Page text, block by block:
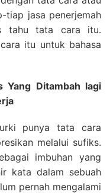
tiap jasa penerjemah
tahu tata cara itu.
itu untuk bahasa
Yang Ditambah lagi
punya tata cara
melalui sufiks.
imbuhan yang
kata dalam sebuah
pernah mengalami